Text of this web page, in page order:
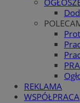
REKLAMA
WSPÓŁPRACA